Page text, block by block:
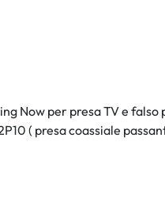
Now per presa TV e
( presa coassiale